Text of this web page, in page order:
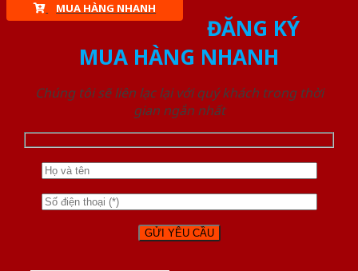
MUA HÀNG NHANH
ĐĂNG KÝ
MUA HÀNG NHANH
Chúng tôi sẽ liên lạc lại với quý khách trong thời
gian ngắn nhất